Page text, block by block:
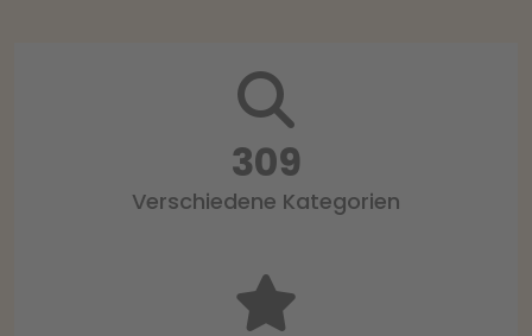
318
Verschiedene Kategorien